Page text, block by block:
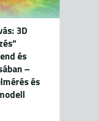
3D
és
–
és